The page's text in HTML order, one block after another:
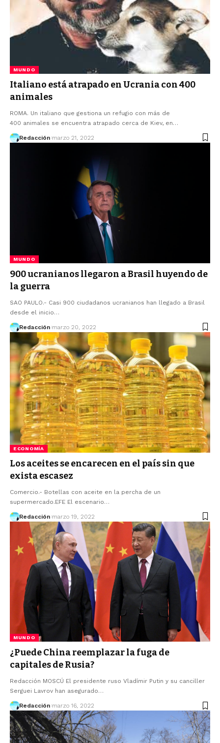
MUNDO
Italiano está atrapado en Ucrania con 400
animales
ROMA. Un italiano que gestiona un refugio con más de
400 animales se encuentra atrapado cerca de Kiev, en…
Redacción marzo 21, 2022
MUNDO
900 ucranianos llegaron a Brasil huyendo de
la guerra
SAO PAULO.- Casi 900 ciudadanos ucranianos han llegado a Brasil
desde el inicio…
Redacción marzo 20, 2022
ECONOMÍA
Los aceites se encarecen en el país sin que
exista escasez
Comercio.- Botellas con aceite en la percha de un
supermercado.EFE El escenario…
Redacción marzo 19, 2022
MUNDO
¿Puede China reemplazar la fuga de
capitales de Rusia?
Redacción MOSCÚ El presidente ruso Vladímir Putin y su canciller
Serguei Lavrov han asegurado…
Redacción marzo 16, 2022